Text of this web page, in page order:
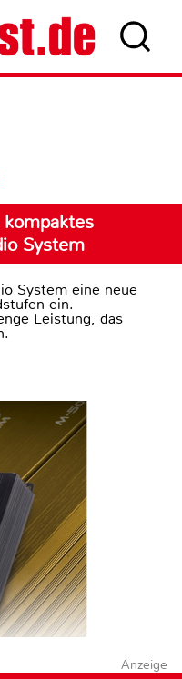
System
System eine neue
ein.
Leistung, das
Anzeige